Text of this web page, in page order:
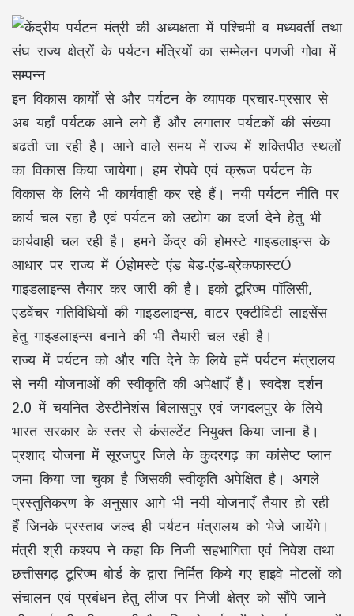
इन विकास कार्यों से और पर्यटन के व्यापक प्रचार-प्रसार से
अब यहाँ पर्यटक आने लगे हैं और लगातार पर्यटकों की संख्या
बढती जा रही है। आने वाले समय में राज्य में शक्तिपीठ स्थलों
का विकास किया जायेगा। हम रोपवे एवं क्रूज पर्यटन के
विकास के लिये भी कार्यवाही कर रहे हैं। नयी पर्यटन नीति पर
कार्य चल रहा है एवं पर्यटन को उद्योग का दर्जा देने हेतु भी
कार्यवाही चल रही है। हमने केंद्र की होमस्टे गाइडलाइन्स के
आधार पर राज्य में Óहोमस्टे एंड बेड-एंड-ब्रेकफास्टÓ
गाइडलाइन्स तैयार कर जारी की है। इको टूरिज्म पॉलिसी,
एडवेंचर गतिविधियों की गाइडलाइन्स, वाटर एक्टीविटी लाइसेंस
हेतु गाइडलाइन्स बनाने की भी तैयारी चल रही है।
राज्य में पर्यटन को और गति देने के लिये हमें पर्यटन मंत्रालय
से नयी योजनाओं की स्वीकृति की अपेक्षाएँ हैं। स्वदेश दर्शन
2.0 में चयनित डेस्टीनेशंस बिलासपुर एवं जगदलपुर के लिये
भारत सरकार के स्तर से कंसल्टेंट नियुक्त किया जाना है।
प्रशाद योजना में सूरजपुर जिले के कुदरगढ़ का कांसेप्ट प्लान
जमा किया जा चुका है जिसकी स्वीकृति अपेक्षित है। अगले
प्रस्तुतिकरण के अनुसार आगे भी नयी योजनाएँ तैयार हो रही
हैं जिनके प्रस्ताव जल्द ही पर्यटन मंत्रालय को भेजे जायेंगे।
मंत्री श्री कश्यप ने कहा कि निजी सहभागिता एवं निवेश तथा
छत्तीसगढ़ टूरिज्म बोर्ड के द्वारा निर्मित किये गए हाइवे मोटलों को
संचालन एवं प्रबंधन हेतु लीज पर निजी क्षेत्र को सौंपे जाने